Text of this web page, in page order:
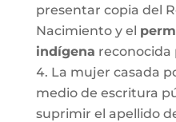
presentar copia del
Nacimiento y el
indígena reconocida
La mujer casada
medio de escritura
suprimir el apellido